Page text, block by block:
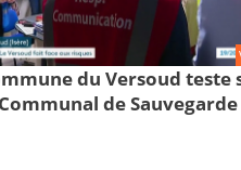
du Versoud teste
de Sauvegarde